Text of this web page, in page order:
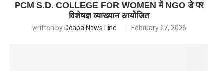
PCM S.D. COLLEGE FOR WOMEN में NGO डे पर
विशेषज्ञ व्याख्यान आयोजित
written by Doaba News Line February 27, 2026